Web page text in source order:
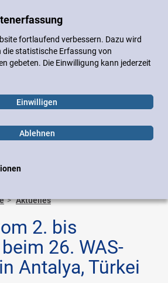
fortlaufend verbessern. Dazu wird
die statistische Erfassung von
gebeten. Die Einwilligung kann jederzeit
Einwilligen
Ablehnen
Leichte Sprache
Aktuelles
2. bis
26. WAS-
Antalya, Türkei